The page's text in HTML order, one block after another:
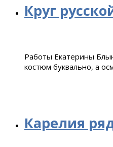
Круг
Работы Екатерины
костюм буквально, а
Карелия